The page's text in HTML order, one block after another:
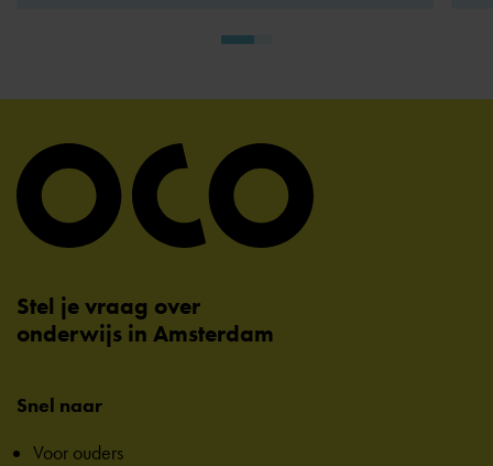
Stel je vraag over
onderwijs in Amsterdam
Snel naar
Voor ouders